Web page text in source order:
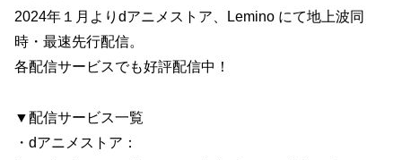
2024年１月よりdアニメストア、Lemino にて地上波同
時・最速先行配信。
各配信サービスでも好評配信中！
▼配信サービス一覧
・dアニメストア：